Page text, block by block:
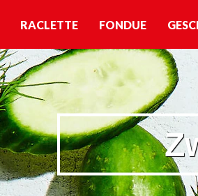
RACLETTE FONDUE